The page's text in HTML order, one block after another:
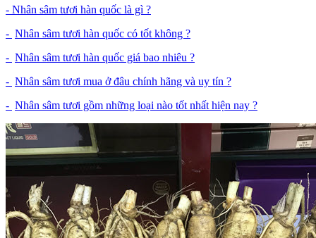
- Nhân sâm tươi hàn quốc là gì ?
- Nhân sâm tươi hàn quốc có tốt không ?
- Nhân sâm tươi hàn quốc giá bao nhiêu ?
- Nhân sâm tươi mua ở đâu chính hãng và uy tín ?
- Nhân sâm tươi gồm những loại nào tốt nhất hiện nay ?